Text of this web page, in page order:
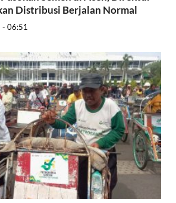
Distribusi Berjalan Normal
- 06:51